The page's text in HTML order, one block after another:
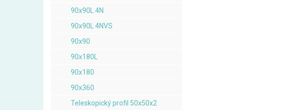
90x90L 4N
90x90L 4NVS
90x90
90x180L
90x180
90x360
Teleskopický profil 50x50x2